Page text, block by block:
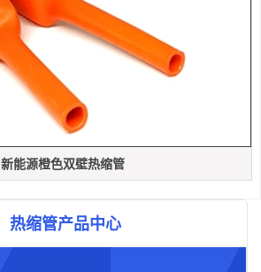
新能源橙色双壁热缩管
热缩管产品中心